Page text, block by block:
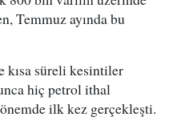
Temmuz ayında bu
kısa süreli kesintiler
hiç petrol ithal
ilk kez gerçekleşti.